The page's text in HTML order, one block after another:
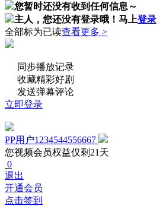
您暂时还没有收到任何信息～
主人，您还没有登录哦！ 马上登录
全部标为已读查看更多 >
同步播放记录
收藏精彩好剧
发送弹幕评论
立即登录
PP用户1234544556667
您视频会员权益仅剩21天
0
退出
开通会员
点击签到